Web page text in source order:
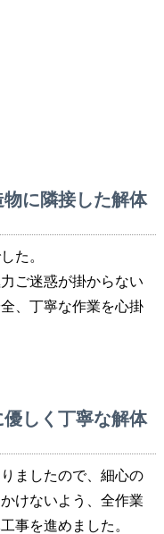
に隣接した解体
た。
ご迷惑が掛からない
、丁寧な作業を心掛
しく丁寧な解体
ましたので、細心の
けないよう、全作業
事を進めました。